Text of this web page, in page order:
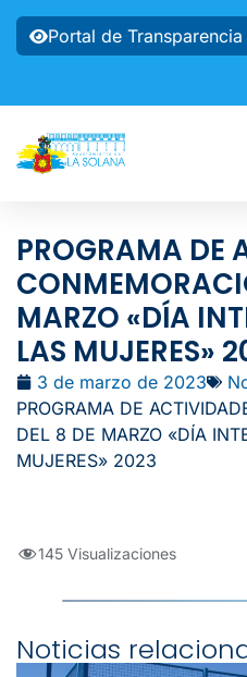
Portal de Transparencia
PROGRAMA DE
MARZO «DÍA
LAS MUJERES»
3 de marzo de 2023
PROGRAMA DE
DEL 8 DE MARZO «DÍA
MUJERES» 2023
145 Visualizaciones
Noticias